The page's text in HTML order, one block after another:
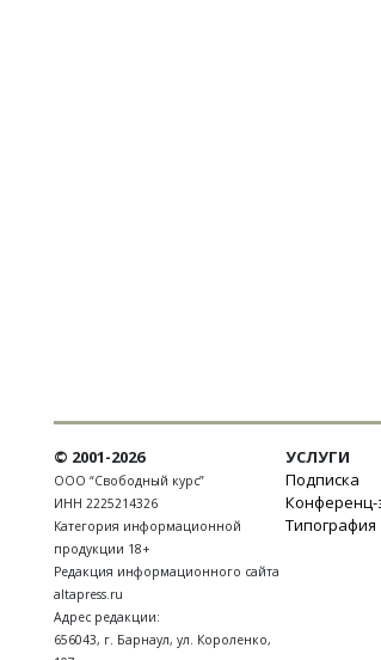
© 2001-2026
ООО “Свободный курс”
ИНН 2225214326
Категория информационной
продукции 18+
Редакция информационного сайта
altapress.ru
Адрес редакции:
656043, г. Барнаул, ул. Короленко,
УСЛУГИ
Подписка
Конференц-